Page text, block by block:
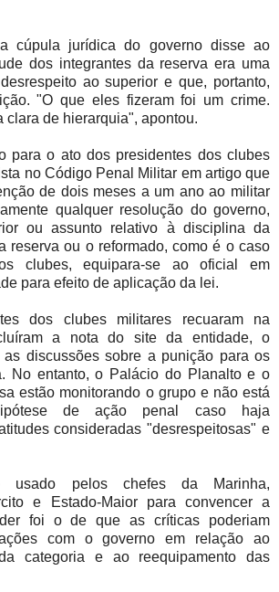
cúpula jurídica do governo disse ao
dos integrantes da reserva era uma
ao superior e que, portanto,
"O que eles fizeram foi um crime.
clara de hierarquia", apontou.
para o ato dos presidentes dos clubes
no Código Penal Militar em artigo que
de dois meses a um ano ao militar
qualquer resolução do governo,
ou assunto relativo à disciplina da
reserva ou o reformado, como é o caso
clubes, equipara-se ao oficial em
para efeito de aplicação da lei.
dos clubes militares recuaram na
a nota do site da entidade, o
as discussões sobre a punição para os
No entanto, o Palácio do Planalto e o
estão monitorando o grupo e não está
de ação penal caso haja
consideradas "desrespeitosas" e
usado pelos chefes da Marinha,
e Estado-Maior para convencer a
foi o de que as críticas poderiam
com o governo em relação ao
categoria e ao reequipamento das